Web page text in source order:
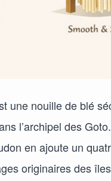
une nouille de blé
l’archipel des
en ajoute un
originaires des